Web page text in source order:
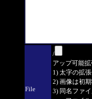
File
/
アップ可能
1) 太字の拡
2) 画像は初
3) 同名ファ